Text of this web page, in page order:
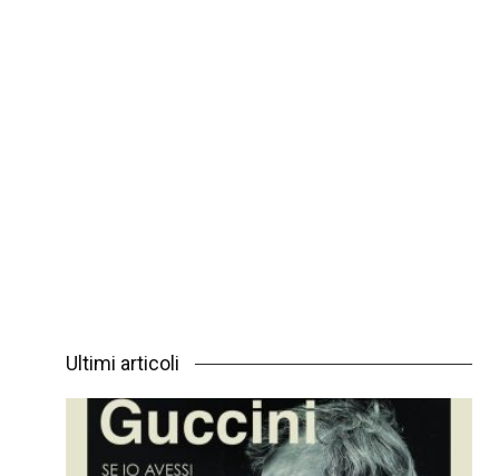
Ultimi articoli